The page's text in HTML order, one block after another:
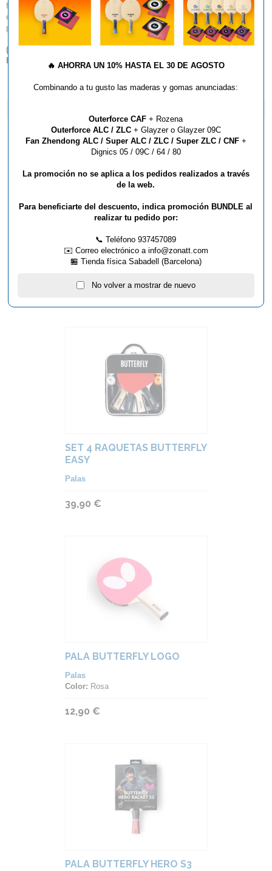
forma segura a la mano y es ideal para partidos relajados en el jardín, en
el club o mientras se viaja. Su diseño también garantiza una apariencia
profesional, incluso con un presupuesto reducido.
(
Butterfly dentro del territorio español.
PALA OVTCHAROV PRIME C
SET 4 RAQUETAS BUTTERFLY
EASY
Palas
39,90 €
PALA BUTTERFLY LOGO
Palas
Color: Rosa
12,90 €
PALA BUTTERFLY HERO S3
🔥 AHORRA UN 10% HASTA EL 30 DE AGOSTO
Combinando a tu gusto las maderas y gomas anunciadas:
Outerforce CAF + Rozena
Outerforce ALC / ZLC+ Glayzer o Glayzer 09C
Fan Zhendong ALC / Super ALC / ZLC / Super ZLC / CNF+
Dignics 05 / 09C / 64 / 80
La promoción no se aplica a los pedidos realizados a través
de la web.
Para beneficiarte del descuento, indica promoción BUNDLE al
realizar tu pedido por:
📞 Teléfono 937457089
✉️ Correo electrónico a info@zonatt.com
🏪 Tienda física Sabadell (Barcelona)
No volver a mostrar de nuevo